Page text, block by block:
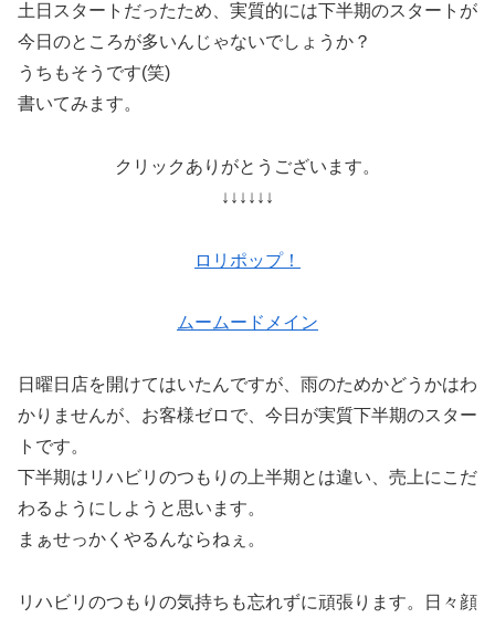
土日スタートだったため、実質的には下半期のスタートが
今日のところが多いんじゃないでしょうか？
うちもそうです(笑)
書いてみます。
クリックありがとうございます。
↓↓↓↓↓↓
ロリポップ！
ムームードメイン
日曜日店を開けてはいたんですが、雨のためかどうかはわ
かりませんが、お客様ゼロで、今日が実質下半期のスター
トです。
下半期はリハビリのつもりの上半期とは違い、売上にこだ
わるようにしようと思います。
まぁせっかくやるんならねぇ。
リハビリのつもりの気持ちも忘れずに頑張ります。日々顔